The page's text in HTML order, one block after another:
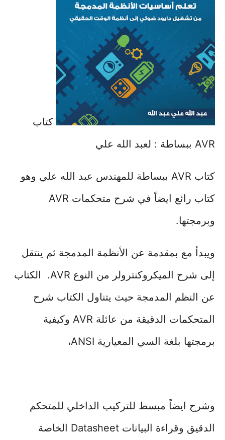
كتاب
AVR ببساطة : لعبد الله علي
كتاب AVR ببساطة للمهندس عبد الله علي وهو
كتاب رائع ايضاً في شرح متحكمات AVR
وبرمجتها.
ويبدأ مع بمقدمة عن الأنظمة المدمجة ثم ينتقل
إلى شرح الميكروكنترولر من النوع AVR.
الكتاب
عن النظم المدمجة حيث يتناول الكتاب شرح
المتحكمات الدقيقة من عائلة AVR وكيفية
برمجتها بلغة السي المعيارية ANSI،
وشرح ايضاً مبسط للتركيب الداخلي للمتحكم
الدقيق وقراءة البيانات Datasheet الخاصة